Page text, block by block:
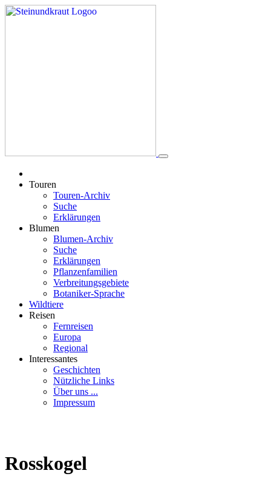
Touren
Touren-Archiv
Suche
Erklärungen
Blumen
Blumen-Archiv
Suche
Erklärungen
Pflanzenfamilien
Verbreitungsgebiete
Botaniker-Sprache
Wildtiere
Reisen
Fernreisen
Europa
Regional
Interessantes
Geschichten
Nützliche Links
Über uns ...
Impressum
Rosskogel